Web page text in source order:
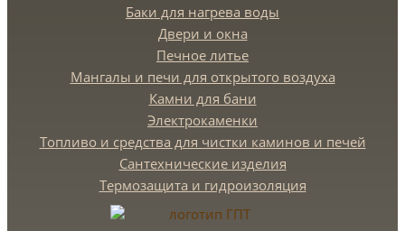
Баки для нагрева воды
Двери и окна
Печное литье
Мангалы и печи для открытого воздуха
Камни для бани
Электрокаменки
Топливо и средства для чистки каминов и печей
Сантехнические изделия
Термозащита и гидроизоляция